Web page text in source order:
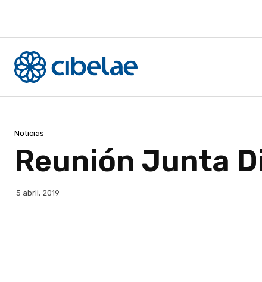
Noticias
Reunión Junta
5 abril, 2019